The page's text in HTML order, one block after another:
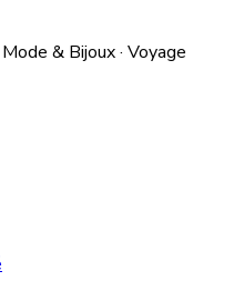
& Bijoux · Voyage